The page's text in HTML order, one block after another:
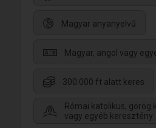
Magyar anyanyelvű
Magyar, angol vagy
300.000 ft alatt keres
Római katolikus, görög
vagy egyéb keresztény